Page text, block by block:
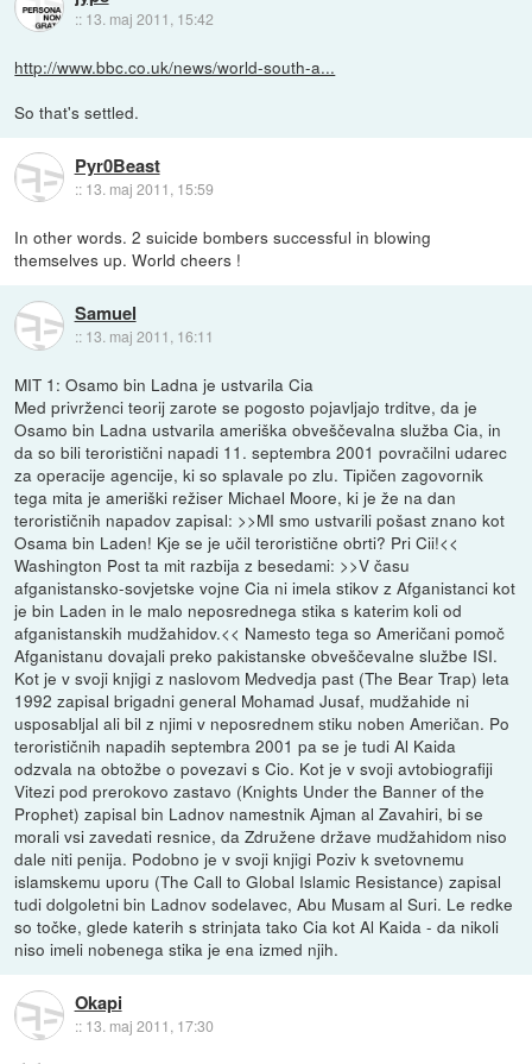
:: 13. maj 2011, 15:42
http://www.bbc.co.uk/news/world-south-a...
So that's settled.
Pyr0Beast
:: 13. maj 2011, 15:59
In other words. 2 suicide bombers successful in blowing
themselves up. World cheers !
Samuel
:: 13. maj 2011, 16:11
MIT 1: Osamo bin Ladna je ustvarila Cia
Med privrženci teorij zarote se pogosto pojavljajo trditve, da je
Osamo bin Ladna ustvarila ameriška obveščevalna služba Cia, in
da so bili teroristični napadi 11. septembra 2001 povračilni udarec
za operacije agencije, ki so splavale po zlu. Tipičen zagovornik
tega mita je ameriški režiser Michael Moore, ki je že na dan
terorističnih napadov zapisal: >>MI smo ustvarili pošast znano kot
Osama bin Laden! Kje se je učil teroristične obrti? Pri Cii!<<
Washington Post ta mit razbija z besedami: >>V času
afganistansko-sovjetske vojne Cia ni imela stikov z Afganistanci kot
je bin Laden in le malo neposrednega stika s katerim koli od
afganistanskih mudžahidov.<< Namesto tega so Američani pomoč
Afganistanu dovajali preko pakistanske obveščevalne službe ISI.
Kot je v svoji knjigi z naslovom Medvedja past (The Bear Trap) leta
1992 zapisal brigadni general Mohamad Jusaf, mudžahide ni
usposabljal ali bil z njimi v neposrednem stiku noben Američan. Po
terorističnih napadih septembra 2001 pa se je tudi Al Kaida
odzvala na obtožbe o povezavi s Cio. Kot je v svoji avtobiografiji
Vitezi pod prerokovo zastavo (Knights Under the Banner of the
Prophet) zapisal bin Ladnov namestnik Ajman al Zavahiri, bi se
morali vsi zavedati resnice, da Združene države mudžahidom niso
dale niti penija. Podobno je v svoji knjigi Poziv k svetovnemu
islamskemu uporu (The Call to Global Islamic Resistance) zapisal
tudi dolgoletni bin Ladnov sodelavec, Abu Musam al Suri. Le redke
so točke, glede katerih s strinjata tako Cia kot Al Kaida - da nikoli
niso imeli nobenega stika je ena izmed njih.
Okapi
:: 13. maj 2011, 17:30